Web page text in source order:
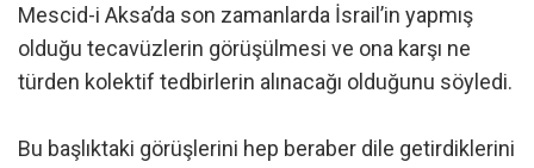
Mescid-i Aksa’da son zamanlarda İsrail’in yapmış
olduğu tecavüzlerin görüşülmesi ve ona karşı ne
türden kolektif tedbirlerin alınacağı olduğunu söyledi.
Bu başlıktaki görüşlerini hep beraber dile getirdiklerini